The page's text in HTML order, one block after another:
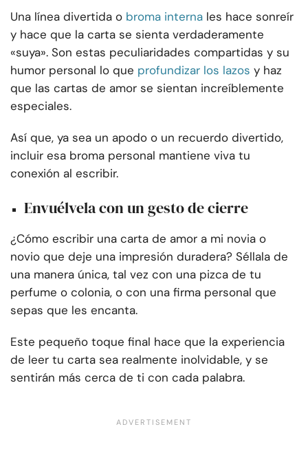
Una línea divertida o broma interna les hace sonreír
y hace que la carta se sienta verdaderamente
«suya». Son estas peculiaridades compartidas y su
humor personal lo que profundizar los lazos y haz
que las cartas de amor se sientan increíblemente
especiales.
Así que, ya sea un apodo o un recuerdo divertido,
incluir esa broma personal mantiene viva tu
conexión al escribir.
Envuélvela con un gesto de cierre
¿Cómo escribir una carta de amor a mi novia o
novio que deje una impresión duradera? Séllala de
una manera única, tal vez con una pizca de tu
perfume o colonia, o con una firma personal que
sepas que les encanta.
Este pequeño toque final hace que la experiencia
de leer tu carta sea realmente inolvidable, y se
sentirán más cerca de ti con cada palabra.